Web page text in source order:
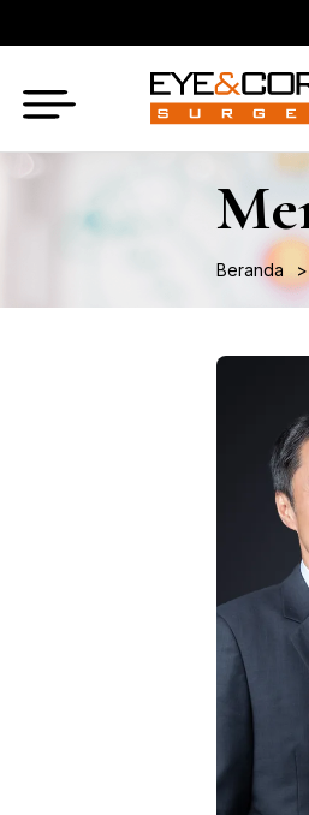
Beranda